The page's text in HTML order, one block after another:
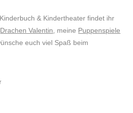
& Kindertheater findet ihr
Drachen Valentin , meine Puppenspiele
euch viel Spaß beim